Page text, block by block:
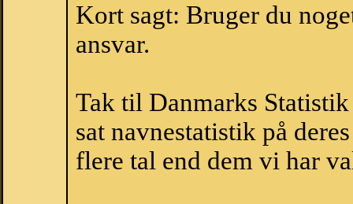
Kort sagt: Bruger du
ansvar.
Tak til Danmarks
sat navnestatistik på
flere tal end dem vi har